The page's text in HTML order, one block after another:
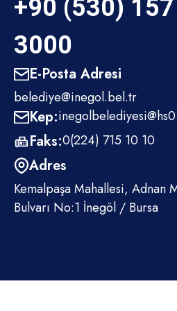
+90 (530) 157
3000
E-Posta Adresi
belediye@inegol.bel.tr
Kep:
Faks:0(224) 715 10 10
Adres
Kemalpaşa Mahallesi, Adnan
Bulvarı No:1 İnegöl / Bursa